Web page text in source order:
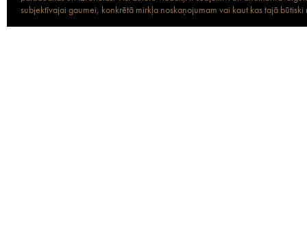
subjektīvajai gaumei, konkrētā mirkļa noskaņojumam vai kaut kas tajā